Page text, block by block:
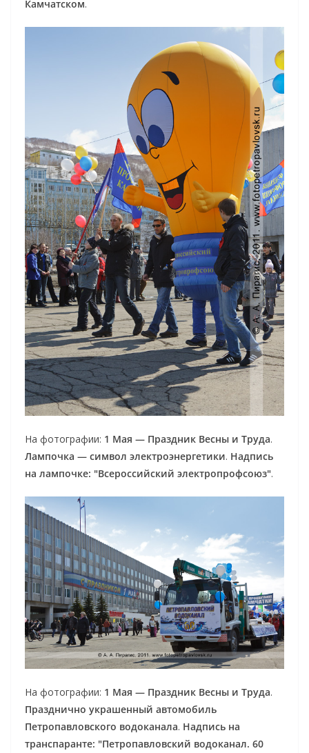
Камчатском.
На фотографии: 1 Мая — Праздник Весны и Труда.
Лампочка — символ электроэнергетики. Надпись
на лампочке: "Всероссийский электропрофсоюз".
На фотографии: 1 Мая — Праздник Весны и Труда.
Празднично украшенный автомобиль
Петропавловского водоканала. Надпись на
транспаранте: "Петропавловский водоканал. 60